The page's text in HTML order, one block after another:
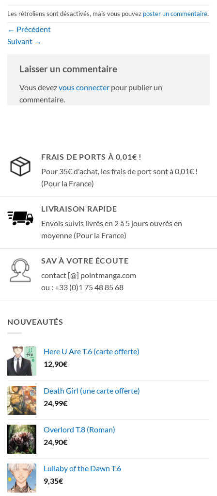
Les rétroliens sont désactivés, mais vous pouvez poster un commentaire.
← Précédent
Suivant →
Laisser un commentaire
Vous devezvous connecter pour publier un
commentaire.
FRAIS DE PORTS À 0,01€ !
Pour 35€ d'achat, les frais de port sont à 0,01€ !
(Pour la France)
LIVRAISON RAPIDE
Envois suivis livrés en 2 à 5 jours ouvrés en
moyenne (Pour la France)
SAV À VOTRE ÉCOUTE
contact [@] pointmanga.com
ou : +33 (0)1 75 48 85 68
NOUVEAUTÉS
Here U Are T.6 (carte offerte)
12,90€
Death Girl (une carte offerte)
24,99€
Overlord T.8 (Roman)
24,90€
Lullaby of the Dawn T.6
9,35€